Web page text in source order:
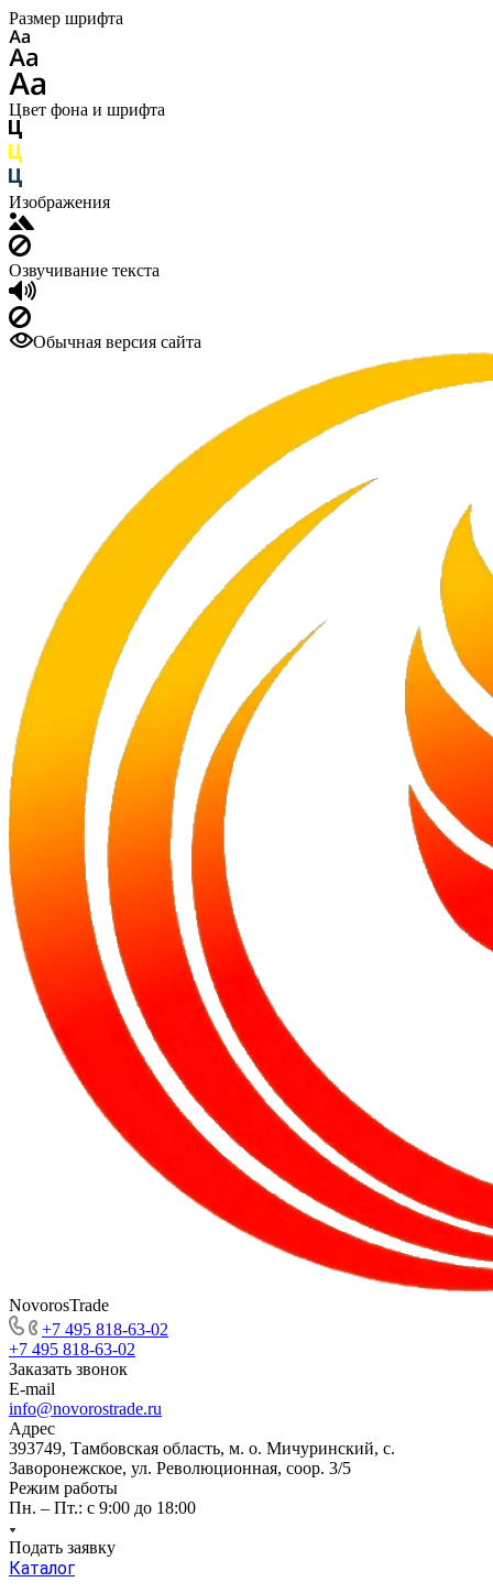
Размер шрифта
Цвет фона и шрифта
Изображения
Озвучивание текста
Обычная версия сайта
NovorosTrade
+7 495 818-63-02
+7 495 818-63-02
Заказать звонок
E-mail
info@novorostrade.ru
Адрес
393749, Тамбовская область, м. о. Мичуринский, с.
Заворонежское, ул. Революционная, соор. 3/5
Режим работы
Пн. – Пт.: с 9:00 до 18:00
Подать заявку
Каталог